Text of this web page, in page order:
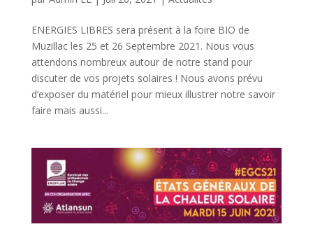
ENERGIES LIBRES sera présent à la foire BIO de
Muzillac les 25 et 26 Septembre 2021. Nous vous
attendons nombreux autour de notre stand pour
discuter de vos projets solaires ! Nous avons prévu
d’exposer du matériel pour mieux illustrer notre savoir
faire mais aussi...